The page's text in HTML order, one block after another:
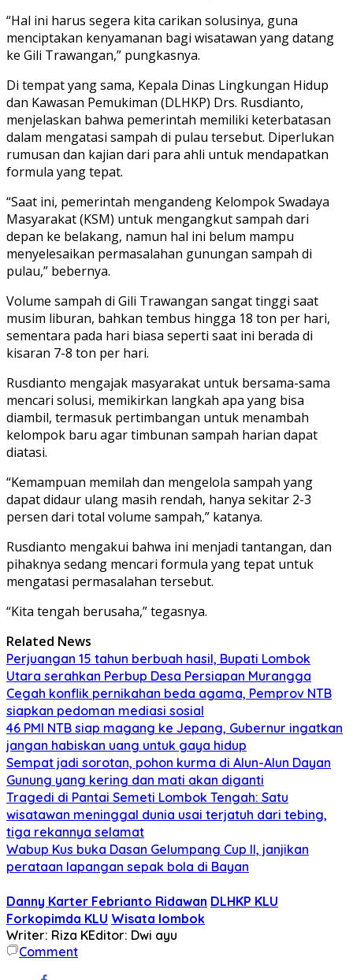
“Hal ini harus segera kita carikan solusinya, guna
menciptakan kenyamanan bagi wisatawan yang datang
ke Gili Trawangan,” pungkasnya.
Di tempat yang sama, Kepala Dinas Lingkungan Hidup
dan Kawasan Pemukiman (DLHKP) Drs. Rusdianto,
menjelaskan bahwa pemerintah memiliki keterbatasan
dalam mengatasi sampah di pulau tersebut. Diperlukan
rumusan dan kajian dari para ahli untuk mendapatkan
formula yang tepat.
“Saat ini, pemerintah mengandeng Kelompok Swadaya
Masyarakat (KSM) untuk mengangkut sampah dari
depan ke belakang, namun hal ini belum mampu
menyelesaikan permasalahan gunungan sampah di
pulau,” bebernya.
Volume sampah di Gili Trawangan sangat tinggi saat
musim liburan, bahkan tembus hingga 18 ton per hari,
sementara pada hari biasa seperti saat ini berada di
kisaran 7-8 ton per hari.
Rusdianto mengajak masyarakat untuk bersama-sama
mencari solusi, memikirkan langkah apa yang bisa
diambil, termasuk pertimbangan untuk menambah
kelompok baru agar timbunan sampah harian dapat
diatasi.
“Kemampuan memilah dan mengelola sampah yang
dapat didaur ulang masih rendah, hanya sekitar 2-3
persen dari total volume sampah,” katanya.
Rusdianto mengakui bahwa ini menjadi tantangan, dan
pihaknya sedang mencari formula yang tepat untuk
mengatasi permasalahan tersebut.
“Kita tengah berusaha,” tegasnya.
Related News
Perjuangan 15 tahun berbuah hasil, Bupati Lombok
Utara serahkan Perbup Desa Persiapan Murangga
Cegah konflik pernikahan beda agama, Pemprov NTB
siapkan pedoman mediasi sosial
46 PMI NTB siap magang ke Jepang, Gubernur ingatkan
jangan habiskan uang untuk gaya hidup
Sempat jadi sorotan, pohon kurma di Alun-Alun Dayan
Gunung yang kering dan mati akan diganti
Tragedi di Pantai Semeti Lombok Tengah: Satu
wisatawan meninggal dunia usai terjatuh dari tebing,
tiga rekannya selamat
Wabup Kus buka Dasan Gelumpang Cup II, janjikan
perataan lapangan sepak bola di Bayan
Danny Karter Febrianto Ridawan DLHKP KLU
Forkopimda KLU Wisata lombok
Writer: Riza KEditor: Dwi ayu
Comment